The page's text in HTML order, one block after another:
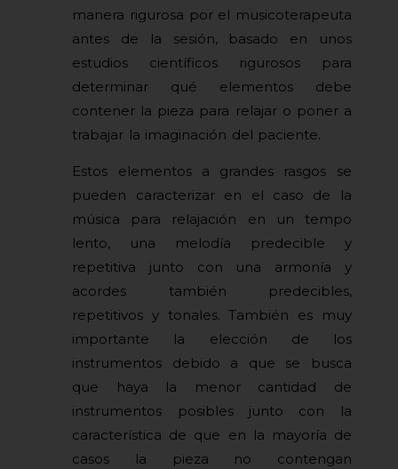
manera rigurosa por el musicoterapeuta
antes de la sesión, basado en unos
estudios científicos rigurosos para
determinar qué elementos debe
contener la pieza para relajar o poner a
trabajar la imaginación del paciente.
Estos elementos a grandes rasgos se
pueden caracterizar en el caso de la
música para relajación en un tempo
lento, una melodía predecible y
repetitiva junto con una armonía y
acordes también predecibles,
repetitivos y tonales. También es muy
importante la elección de los
instrumentos debido a que se busca
que haya la menor cantidad de
instrumentos posibles junto con la
característica de que en la mayoría de
casos la pieza no contengan